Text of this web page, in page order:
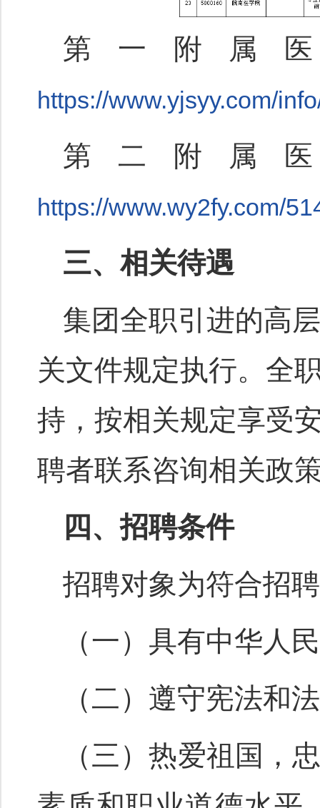
第一附属
https://www.yjsyy.com/
第二附属
https://www.wy2fy.com/
三、相关待遇
集团全职引进的高
关文件规定执行。全
持，按相关规定享受
聘者联系咨询相关政
四、招聘条件
招聘对象为符合招
（一）具有中华人
（二）遵守宪法和
（三）热爱祖国，